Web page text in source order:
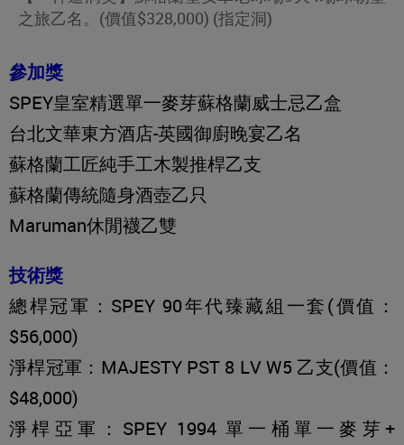
之旅乙名。(價值$328,000) (指定洞)
參加獎
SPEY皇室精選單一麥芽蘇格蘭威士忌乙盒
台北文華東方酒店-英國御廚晚宴乙名
蘇格蘭工匠純手工木製推桿乙支
蘇格蘭傳統隨身酒壺乙只
Maruman休閒襪乙雙
技術獎
總桿冠軍：SPEY 90年代臻藏組一套(價值：
$56,000)
淨桿冠軍：MAJESTY PST 8 LV W5 乙支(價值：
$48,000)
淨桿亞軍：SPEY 1994 單一桶單一麥芽+